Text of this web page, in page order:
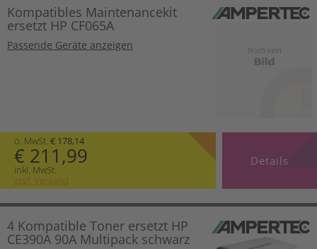
Kompatibles Maintenancekit
ersetzt HP CF065A
Passende Geräte anzeigen
o. MwSt. € 178,14
€ 211,99
inkl. MwSt.
zzgl. Versand
Details
4 Kompatible Toner ersetzt HP
CE390A 90A Multipack schwarz